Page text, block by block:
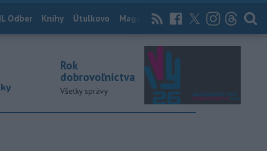
Odber Knihy Útulkovo Magazín News Now Archív
Rok
dobrovoľníctva
Všetky správy